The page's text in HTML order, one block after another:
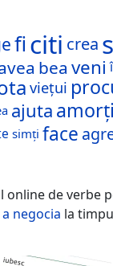
ficiti crea
bea veni
viețui
ajuta amorți
simți face
online de verbe
a negocia la